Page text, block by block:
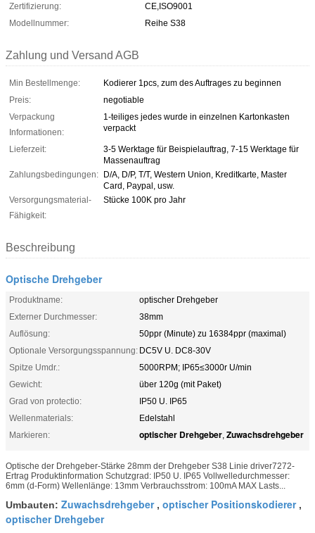
Zertifizierung:
CE,ISO9001
Modellnummer:
Reihe S38
Zahlung und Versand AGB
Min Bestellmenge:
Kodierer 1pcs, zum des Auftrages zu beginnen
Preis:
negotiable
Verpackung
Informationen:
1-teiliges jedes wurde in einzelnen Kartonkasten
verpackt
Lieferzeit:
3-5 Werktage für Beispielauftrag, 7-15 Werktage für
Massenauftrag
Zahlungsbedingungen: D/A, D/P, T/T, Western Union, Kreditkarte, Master
Card, Paypal, usw.
Versorgungsmaterial-
Fähigkeit:
Stücke 100K pro Jahr
Beschreibung
Optische Drehgeber
Produktname:
optischer Drehgeber
Externer Durchmesser:
38mm
Auflösung:
50ppr (Minute) zu 16384ppr (maximal)
Optionale Versorgungsspannung: DC5V U. DC8-30V
Spitze Umdr.:
5000RPM; IP65≤3000r U/min
Gewicht:
über 120g (mit Paket)
Grad von protectio:
IP50 U. IP65
Wellenmaterials:
Edelstahl
Markieren:
optischer Drehgeber, Zuwachsdrehgeber
Optische der Drehgeber-Stärke 28mm der Drehgeber S38 Linie driver7272-
Ertrag Produktinformation Schutzgrad: IP50 U. IP65 Vollwelledurchmesser:
6mm (d-Form) Wellenlänge: 13mm Verbrauchsstrom: 100mA MAX Lasts...
Umbauten: Zuwachsdrehgeber, optischer Positionskodierer,
optischer Drehgeber